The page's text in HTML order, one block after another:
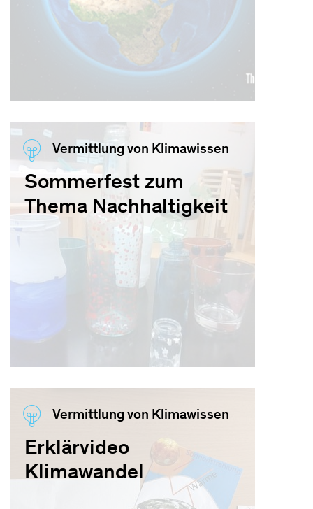
Vermittlung von Klimawissen
Sommerfest zum
Thema Nachhaltigkeit
Vermittlung von Klimawissen
Erklärvideo
Klimawandel